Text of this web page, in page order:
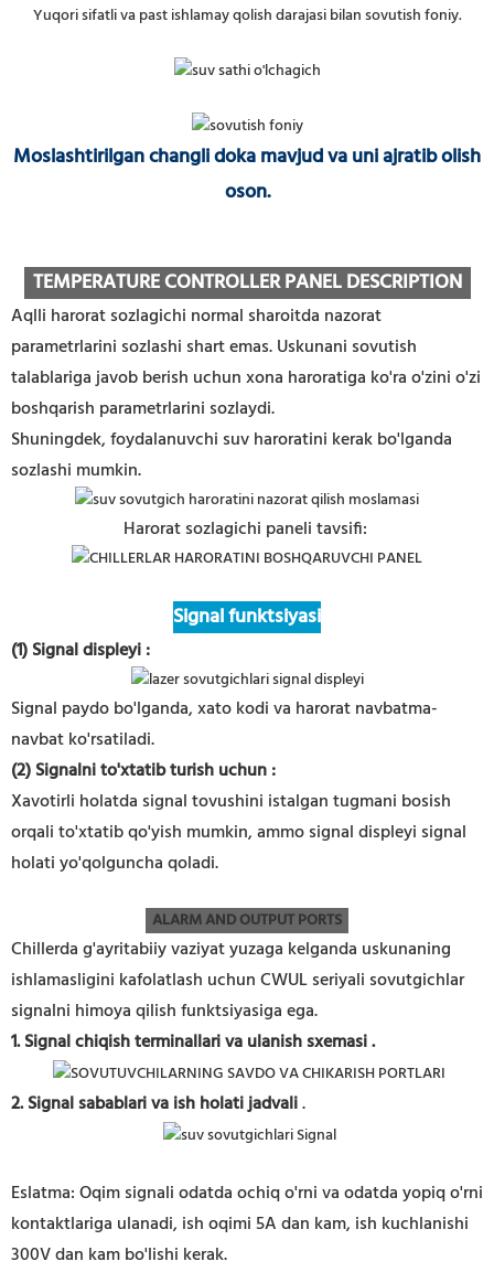
Yuqori sifatli va past ishlamay qolish darajasi bilan sovutish foniy.
Moslashtirilgan changli doka mavjud va uni ajratib olish
oson.
TEMPERATURE CONTROLLER PANEL DESCRIPTION
Aqlli harorat sozlagichi normal sharoitda nazorat
parametrlarini sozlashi shart emas. Uskunani sovutish
talablariga javob berish uchun xona haroratiga ko'ra o'zini o'zi
boshqarish parametrlarini sozlaydi.
Shuningdek, foydalanuvchi suv haroratini kerak bo'lganda
sozlashi mumkin.
Harorat sozlagichi paneli tavsifi:
Signal funktsiyasi
(1) Signal displeyi:
Signal paydo bo'lganda, xato kodi va harorat navbatma-
navbat ko'rsatiladi.
(2) Signalni to'xtatib turish uchun:
Xavotirli holatda signal tovushini istalgan tugmani bosish
orqali to'xtatib qo'yish mumkin, ammo signal displeyi signal
holati yo'qolguncha qoladi.
ALARM AND OUTPUT PORTS
Chillerda g'ayritabiiy vaziyat yuzaga kelganda uskunaning
ishlamasligini kafolatlash uchun CWUL seriyali sovutgichlar
signalni himoya qilish funktsiyasiga ega.
1. Signal chiqish terminallari va ulanish sxemasi.
2. Signal sabablari va ish holati jadvali.
Eslatma: Oqim signali odatda ochiq o'rni va odatda yopiq o'rni
kontaktlariga ulanadi, ish oqimi 5A dan kam, ish kuchlanishi
300V dan kam bo'lishi kerak.